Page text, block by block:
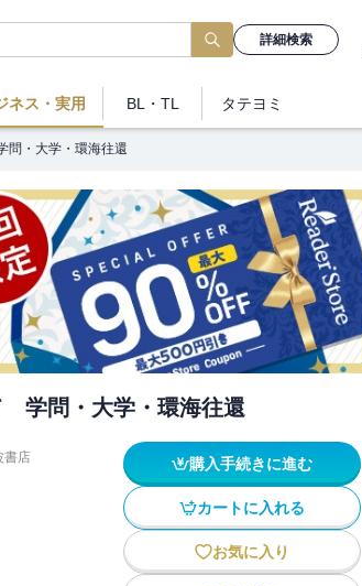
詳細検索
ネス ・実用 BL・TL タテヨミ
・大学・環海往還
学問・大学・環海往還
書店 購入手続きに進む
カートに入れる
お気に入り